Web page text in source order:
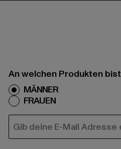
An welchen Produkten
MÄNNER
FRAUEN
E-MAIL